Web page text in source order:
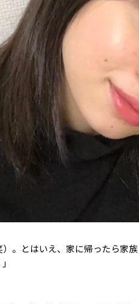
）。とはいえ、家に帰ったら家